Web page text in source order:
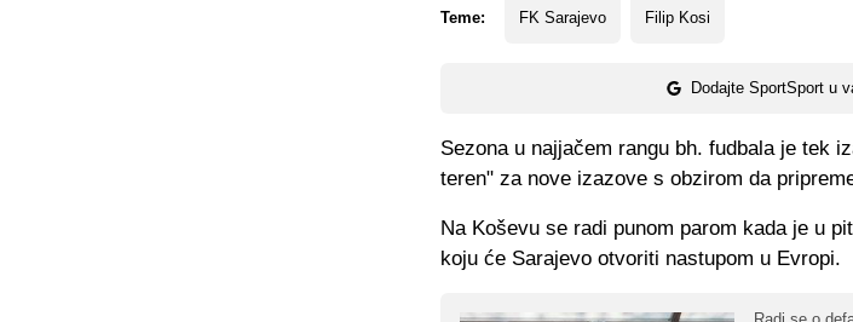
Teme: FK Sarajevo Filip Kosi
Dodajte SportSport u
Sezona u najjačem rangu bh. fudbala je tek
teren" za nove izazove s obzirom da
Na Koševu se radi punom parom kada je u
koju će Sarajevo otvoriti nastupom u Evropi.